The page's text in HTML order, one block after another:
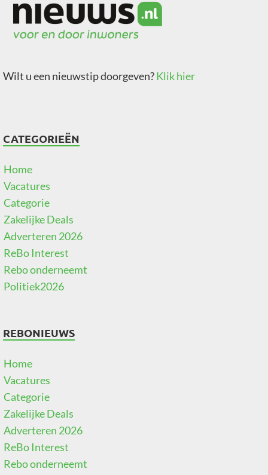
Wilt u een nieuwstip doorgeven?Klik hier
CATEGORIEËN
Home
Vacatures
Categorie
Zakelijke Deals
Adverteren 2026
ReBo Interest
Rebo onderneemt
Politiek2026
REBONIEUWS
Home
Vacatures
Categorie
Zakelijke Deals
Adverteren 2026
ReBo Interest
Rebo onderneemt